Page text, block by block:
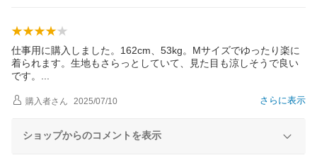
仕事用に購入しました。162cm、53kg。Мサイズでゆったり楽に
着られます。生地もさらっとしていて、見た目も涼しそうで良い
です。
さらに表示
購入者さん 2025/07/10
ショップからのコメントを表示